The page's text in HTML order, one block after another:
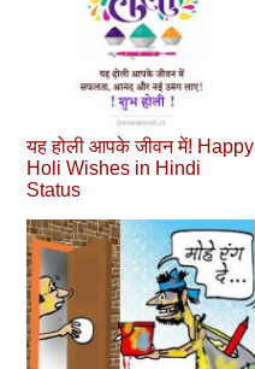
यह होली आपके जीवन में! Happy
Holi Wishes in Hindi
Status